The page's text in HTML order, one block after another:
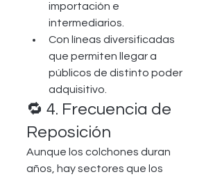
importación e
intermediarios.
Con líneas diversificadas
que permiten llegar a
públicos de distinto poder
adquisitivo.
🔁 4. Frecuencia de
Reposición
Aunque los colchones duran
años, hay sectores que los